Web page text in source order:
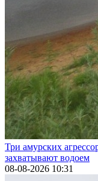
Три амурских
захватывают водоем
08-08-2026 10:31